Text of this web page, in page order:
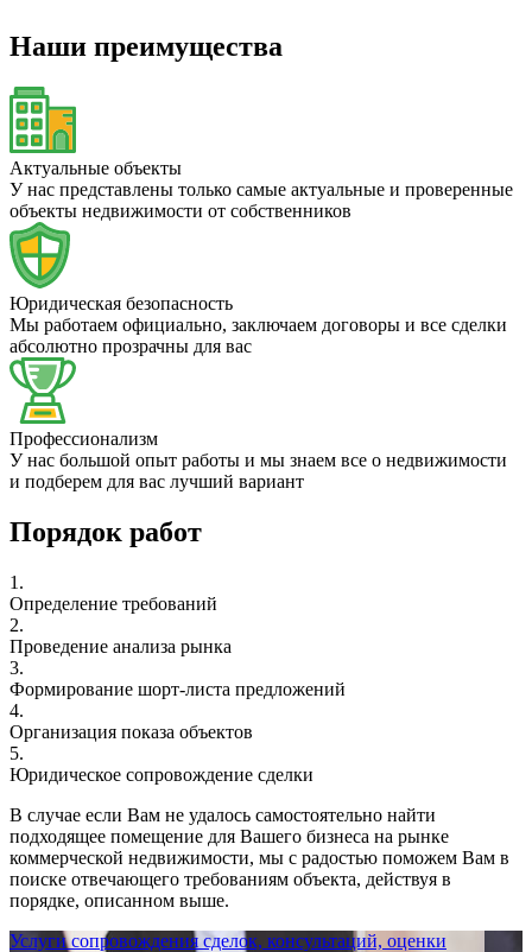
Наши преимущества
Актуальные объекты
У нас представлены только самые актуальные и проверенные
объекты недвижимости от собственников
Юридическая безопасность
Мы работаем официально, заключаем договоры и все сделки
абсолютно прозрачны для вас
Профессионализм
У нас большой опыт работы и мы знаем все о недвижимости
и подберем для вас лучший вариант
Порядок работ
1.
Определение требований
2.
Проведение анализа рынка
3.
Формирование шорт-листа предложений
4.
Организация показа объектов
5.
Юридическое сопровождение сделки
В случае если Вам не удалось самостоятельно найти
подходящее помещение для Вашего бизнеса на рынке
коммерческой недвижимости, мы с радостью поможем Вам в
поиске отвечающего требованиям объекта, действуя в
порядке, описанном выше.
Услуги сопровождения сделок, консультаций, оценки